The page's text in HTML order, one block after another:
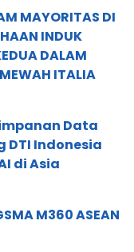
MAYORITAS DI
INDUK
DALAM
ITALIA
Data
DTI Indonesia
di Asia
M360 ASEAN